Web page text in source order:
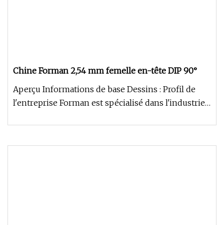
Chine Forman 2,54 mm femelle en-tête DIP 90°
Aperçu Informations de base Dessins : Profil de
l'entreprise Forman est spécialisé dans l'industrie